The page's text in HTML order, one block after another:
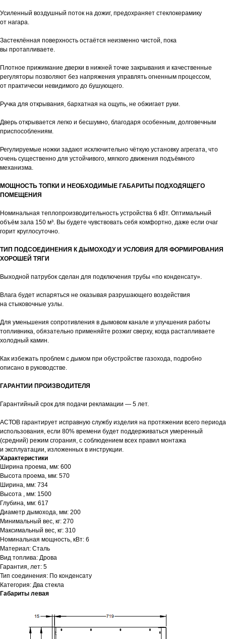
Усиленный воздушный поток на дожиг, предохраняет стеклокерамику
от нагара.
Застеклённая поверхность остаётся неизменно чистой, пока
вы протапливаете.
Плотное прижимание дверки в нижней точке закрывания и качественные
регуляторы позволяют без напряжения управлять огненным процессом,
от практически невидимого до бушующего.
Ручка для открывания, бархатная на ощупь, не обжигает руки.
Дверь открывается легко и бесшумно, благодаря особенным, долговечным
приспособлениям.
Регулируемые ножки задают исключительно чёткую установку агрегата, что
очень существенно для устойчивого, мягкого движения подъёмного
механизма.
МОЩНОСТЬ ТОПКИ И НЕОБХОДИМЫЕ ГАБАРИТЫ ПОДХОДЯЩЕГО
ПОМЕЩЕНИЯ
Номинальная теплопроизводительность устройства 6 кВт. Оптимальный
объём зала 150 м³. Вы будете чувствовать себя комфортно, даже если очаг
горит круглосуточно.
ТИП ПОДСОЕДИНЕНИЯ К ДЫМОХОДУ И УСЛОВИЯ ДЛЯ ФОРМИРОВАНИЯ
ХОРОШЕЙ ТЯГИ
Выходной патрубок сделан для подключения трубы «по конденсату».
Влага будет испаряться не оказывая разрушающего воздействия
на стыковочные узлы.
Для уменьшения сопротивления в дымовом канале и улучшения работы
топливника, обязательно применяйте розжиг сверху, когда растапливаете
холодный камин.
Как избежать проблем с дымом при обустройстве газохода, подробно
описано в руководстве.
ГАРАНТИИ ПРОИЗВОДИТЕЛЯ
Гарантийный срок для подачи рекламации — 5 лет.
АСТОВ гарантирует исправную службу изделия на протяжении всего периода
использования, если 80% времени будет поддерживаться умеренный
(средний) режим сгорания, с соблюдением всех правил монтажа
и эксплуатации, изложенных в инструкции.
Характеристики
Ширина проема, мм: 600
Высота проема, мм: 570
Ширина, мм: 734
Высота , мм: 1500
Глубина, мм: 617
Диаметр дымохода, мм: 200
Минимальный вес, кг: 270
Максимальный вес, кг: 310
Номинальная мощность, кВт: 6
Материал: Сталь
Вид топлива: Дрова
Гарантия, лет: 5
Тип соединения: По конденсату
Категория: Два стекла
Габариты левая